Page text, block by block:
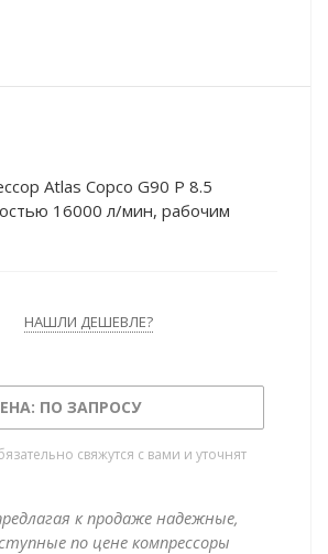
Atlas Copco G90 P 8.5
16000 л/мин, рабочим
и мощностью в 90 кВт.
НАШЛИ ДЕШЕВЛЕ?
ПО ЗАПРОСУ
свяжутся с вами и уточнят
к продаже надежные,
по цене компрессоры